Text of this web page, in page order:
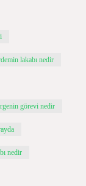
lakabı nedir
görevi nedir
nedir